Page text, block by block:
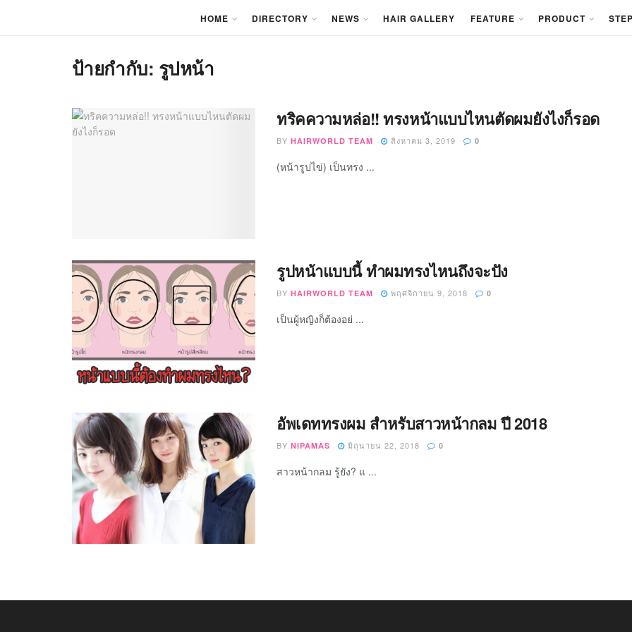
HOME DIRECTORY NEWS HAIR GALLERY FEATURE PRODUCT
ป้ายกำกับ: รูปหน้า
ทริคความหล่อ!! ทรงหน้าแบบไหนตัดผมยังไงก็รอด
BY HAIRWORLD TEAM สิงหาคม 3, 2019 0
(หน้ารูปไข่) เป็นทรง ...
รูปหน้าแบบนี้ ทำผมทรงไหนถึงจะปัง
BY HAIRWORLD TEAM พฤศจิกายน 9, 2018 0
เป็นผู้หญิงก็ต้องอย่ ...
อัพเดททรงผม สำหรับสาวหน้ากลม ปี 2018
BY NIPAMAS มิถุนายน 22, 2018 0
สาวหน้ากลม รู้ยัง? แ ...